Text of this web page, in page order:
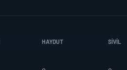
HAYDUT SIVIL